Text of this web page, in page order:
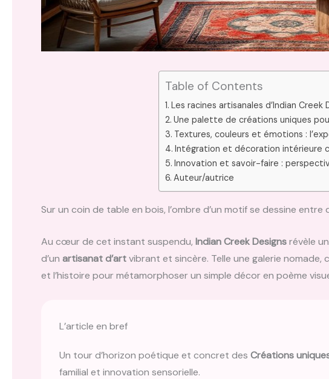
Table of Contents
Les racines artisanales d’Indian Creek
Une palette de créations uniques
Textures, couleurs et émotions :
Intégration et décoration intérieure
Innovation et savoir-faire :
Auteur/autrice
Sur un coin de table en bois, l’ombre d’un motif se dessine entre
Au cœur de cet instant suspendu, Indian Creek Designsrévèle
d’un artisanat d’artvibrant et sincère. Telle une galerie nomade,
et l’histoire pour métamorphoser un simple décor en poème
L’article en bref
Un tour d’horizon poétique et concret des Créations
familial et innovation sensorielle.